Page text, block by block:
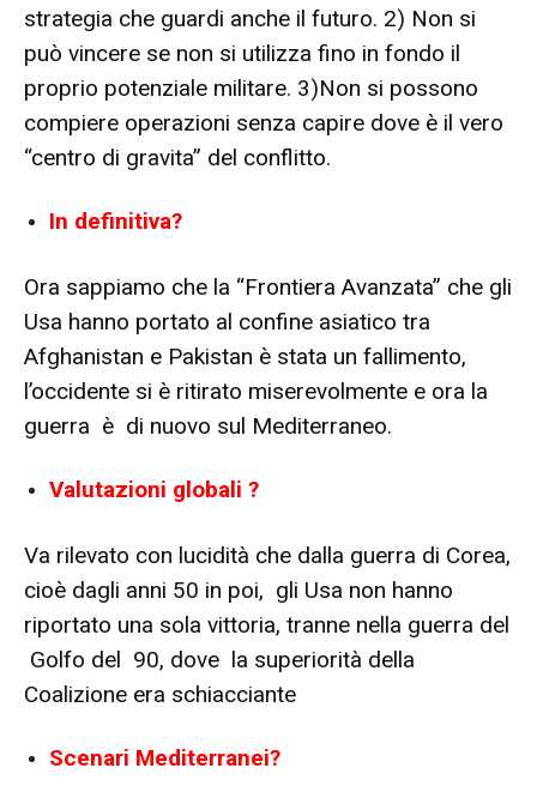
strategia che guardi anche il futuro. 2) Non si
può vincere se non si utilizza fino in fondo il
proprio potenziale militare. 3)Non si possono
compiere operazioni senza capire dove è il vero
“centro di gravita” del conflitto.
In definitiva?
Ora sappiamo che la “Frontiera Avanzata” che gli
Usa hanno portato al confine asiatico tra
Afghanistan e Pakistan è stata un fallimento,
l’occidente si è ritirato miserevolmente e ora la
guerra è di nuovo sul Mediterraneo.
Valutazioni globali ?
Va rilevato con lucidità che dalla guerra di Corea,
cioè dagli anni 50 in poi, gli Usa non hanno
riportato una sola vittoria, tranne nella guerra del
Golfo del 90, dove la superiorità della
Coalizione era schiacciante
Scenari Mediterranei?